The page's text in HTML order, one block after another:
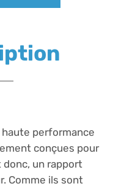
performance
conçues pour
un rapport
Comme ils sont